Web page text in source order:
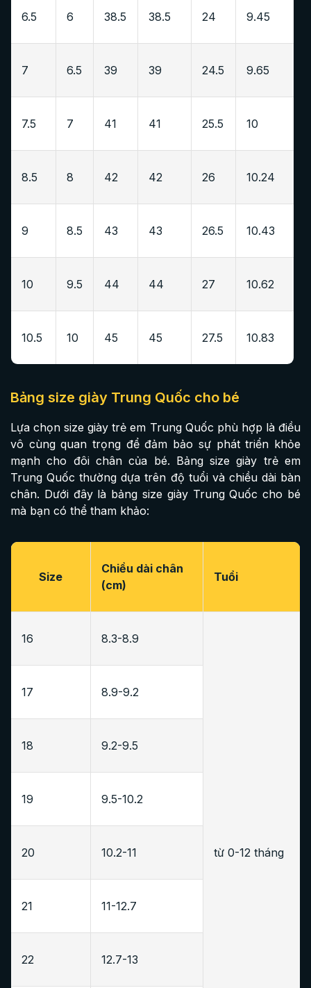
6.5 6 38.5 38.5 24 9.45
7 6.5 39 39 24.5 9.65
7.5 7 41 41 25.5 10
8.5 8 42 42 26 10.24
9 8.5 43 43 26.5 10.43
10 9.5 44 44 27 10.62
10.5 10 45 45 27.5 10.83
Bảng size giày Trung Quốc cho bé​
Lựa chọn size giày trẻ em Trung Quốc phù hợp là điều
vô cùng quan trọng để đảm bảo sự phát triển khỏe
mạnh cho đôi chân của bé. Bảng size giày trẻ em
Trung Quốc thường dựa trên độ tuổi và chiều dài bàn
chân. Dưới đây là bảng size giày Trung Quốc cho bé​
mà bạn có thể tham khảo:
Size
Chiều dài chân
(cm)
Tuổi
16 8.3-8.9
từ 0-12 tháng
17 8.9-9.2
18 9.2-9.5
19 9.5-10.2
20 10.2-11
21 11-12.7
22 12.7-13